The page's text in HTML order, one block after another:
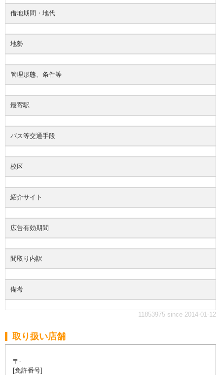
借地期間・地代
地勢
管理形態、条件等
最寄駅
バス等交通手段
校区
紹介サイト
広告有効期間
間取り内訳
備考
11853975 since 2014-01-12
取り扱い店舗
〒-
[免許番号]